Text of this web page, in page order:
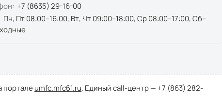
+7 (8635) 29-16-00
Пн, Пт 08:00–16:00, Вт, Чт 09:00–18:00, Ср 08:00–17:00, Сб–
портале umfc.mfc61.ru. Единый call-центр — +7 (863) 282-